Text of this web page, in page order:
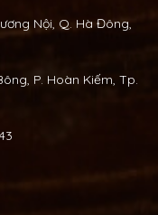
Nội, Q. Hà Đông,
P. Hoàn Kiếm, Tp.